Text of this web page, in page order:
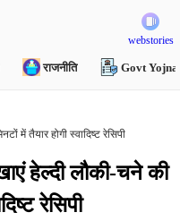
webstories
राजनीति Govt Yojna
में तैयार होगी स्वादिष्ट रेसिपी
हेल्दी लौकी-चने की
रेसिपी